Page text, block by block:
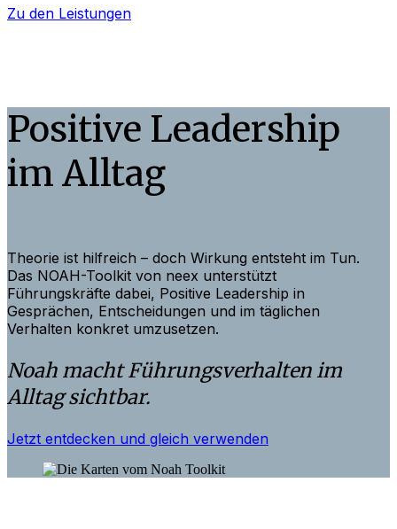
Zu den Leistungen
Positive Leadership
im Alltag
Theorie ist hilfreich – doch Wirkung entsteht im Tun.
Das NOAH-Toolkit von neex unterstützt
Führungskräfte dabei, Positive Leadership in
Gesprächen, Entscheidungen und im täglichen
Verhalten konkret umzusetzen.
Noah macht Führungsverhalten im
Alltag sichtbar.
Jetzt entdecken und gleich verwenden